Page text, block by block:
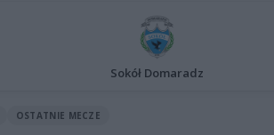
Sokół Domaradz
OSTATNIE MECZE